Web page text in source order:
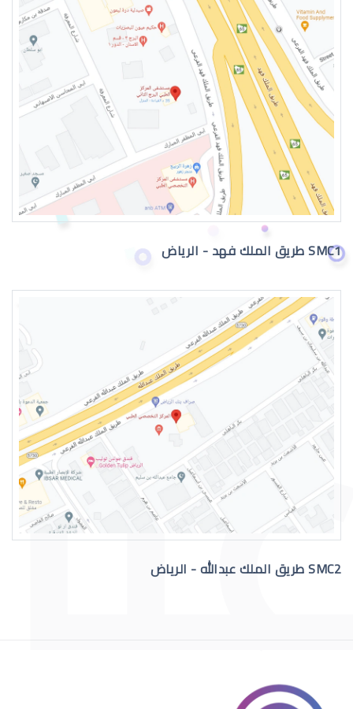
طبيب عيون اطفال في الرياض
دكتور عيون
دكتور عيون واتس اب
رقم دكتور عيون للاستشاره
SMC1 طريق الملك فهد - الرياض
SMC2 طريق الملك عبدالله - الرياض